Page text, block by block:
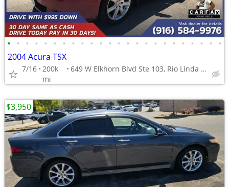
• • • • • • • • • • • • • • • • • • • • • • • •
2004 Acura TSX
7/16 200k
mi
649 W Elkhorn Blvd Ste 103, Rio Linda CA 95673
$3,950